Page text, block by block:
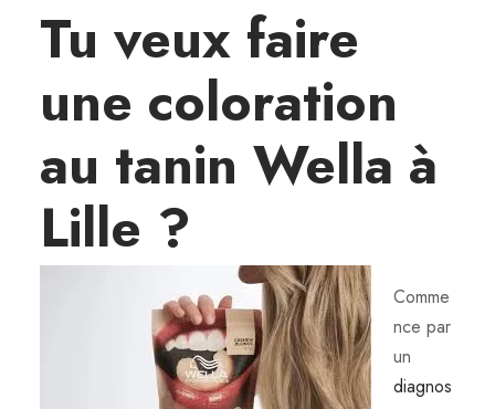
Tu veux faire
une coloration
au tanin Wella à
Lille ?
Comme
nce par
un
diagnos